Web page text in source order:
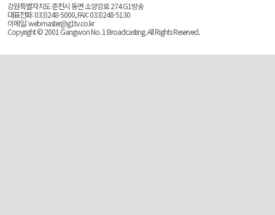
강원특별자치도 춘천시 동면 소양강로 274 G1방송
대표전화: 033)248-5000, FAX: 033)248-5130
이메일: webmaster@g1tv.co.kr
Copyright © 2001 Gangwon No. 1 Broadcasting. All Rights Reserved.